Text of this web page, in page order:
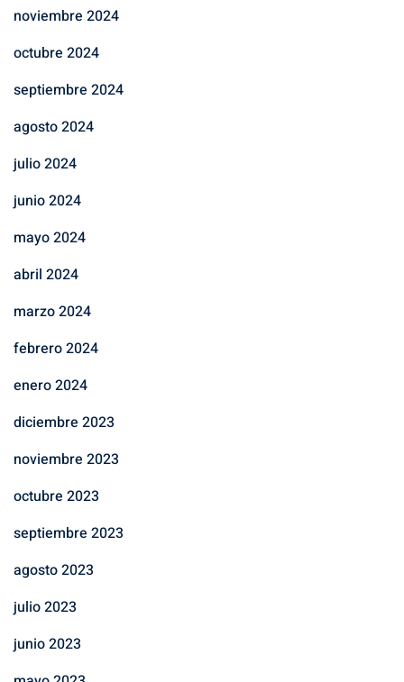
noviembre 2024
octubre 2024
septiembre 2024
agosto 2024
julio 2024
junio 2024
mayo 2024
abril 2024
marzo 2024
febrero 2024
enero 2024
diciembre 2023
noviembre 2023
octubre 2023
septiembre 2023
agosto 2023
julio 2023
junio 2023